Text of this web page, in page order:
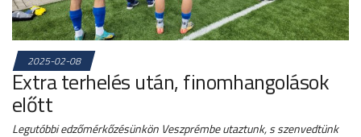
2025-02-08
Extra terhelés után, finomhangolások
előtt
Legutóbbi edzőmérkőzésünkön Veszprémbe utaztunk, s szenvedtünk